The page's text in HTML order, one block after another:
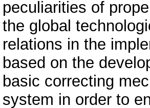
peculiarities of
the global
relations in the
based on the
basic correcting
system in order to